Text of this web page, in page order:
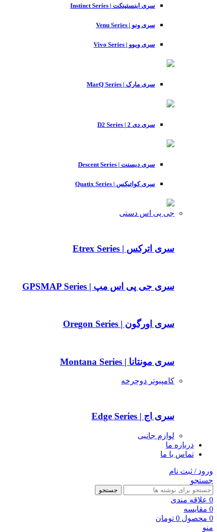
سری اینستینکت | Instinct Series
سری ونو | Venu Series
سری ویوو | Vivo Series
سری مارک | MarQ Series
سری دی 2 | D2 Series
سری دیسنت | Descent Series
سری کواتیکس | Quatix Series
جی پی اس دستی
سری اترکس | Etrex Series
سری جی پی اس مپ | GPSMAP Series
سری اورگون | Oregon Series
سری مونتانا | Montana Series
کامپیوتر دوچرخه
سری اج | Edge Series
لوازم جانبی
درباره ما
تماس با ما
ورود / ثبت نام
جستجو
جستجو
0 علاقه مندی
0 مقایسه
0 محصول 0 تومان
منو